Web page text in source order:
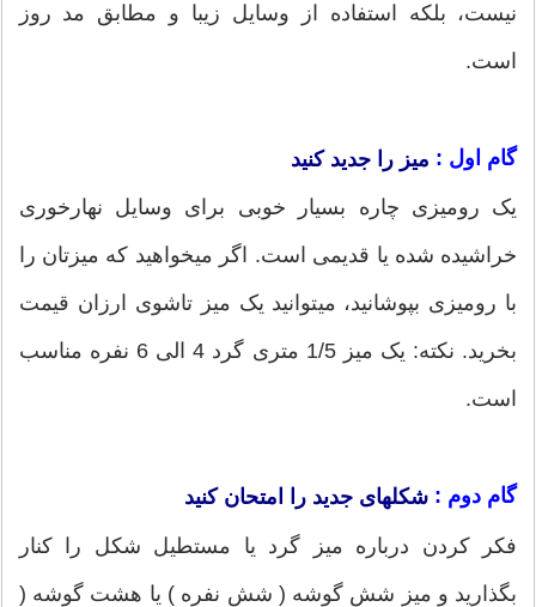
نیست، بلکه استفاده از وسایل زیبا و مطابق مد روز
است.
گام اول : میز را جدید کنید
یک رومیزی چاره‎ بسیار خوبی برای وسایل نهارخوری
خراشیده شده یا قدیمی است. اگر می‎خواهید که میزتان را
با رومیزی بپوشانید، می‎توانید یک میز تاشوی ارزان قیمت
بخرید. نکته: یک میز 1/5 متری گرد 4 الی 6 نفره مناسب
است.
گام دوم : شکل‎های جدید را امتحان کنید
فکر کردن درباره‎ میز گرد یا مستطیل شکل را کنار
بگذارید و میز شش گوشه ( شش نفره ) یا هشت گوشه (